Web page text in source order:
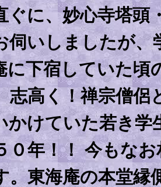
ぐに、妙心寺塔頭
伺いしましたが、
に下宿していた頃
志高く！禅宗僧侶
かけていた若き学
０年！！ 今もな
。東海庵の本堂縁